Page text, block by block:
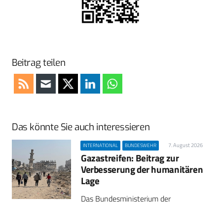
Beitrag teilen
Das könnte Sie auch interessieren
INTERNATIONAL BUNDESWEHR 7. August 2026
Gazastreifen: Beitrag zur
Verbesserung der humanitären
Lage
Das Bundesministerium der